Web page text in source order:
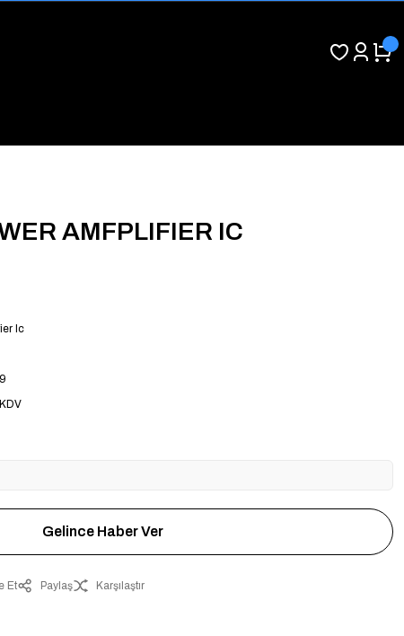
AMFPLIFIER IC
Ic
Gelince Haber Ver
Et Paylaş Karşılaştır